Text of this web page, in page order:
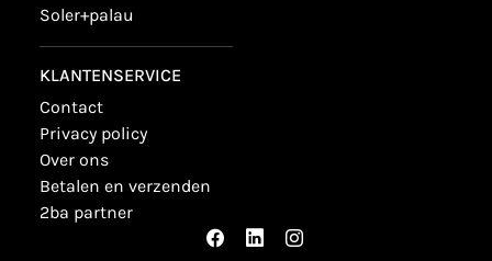
soler+palau
KLANTENSERVICE
contact
privacy policy
over ons
betalen en verzenden
2ba partner